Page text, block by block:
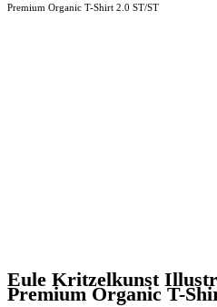
Premium Organic T-Shirt 2.0 ST/ST
Eule Kritzelkunst
Premium Organic T-